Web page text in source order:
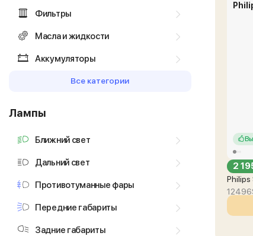
Фильтры
Масла и жидкости
Аккумуляторы
Все категории
Лампы
Ближний свет
Дальний свет
Противотуманные фары
Передние габариты
Задние габариты
2
Philips